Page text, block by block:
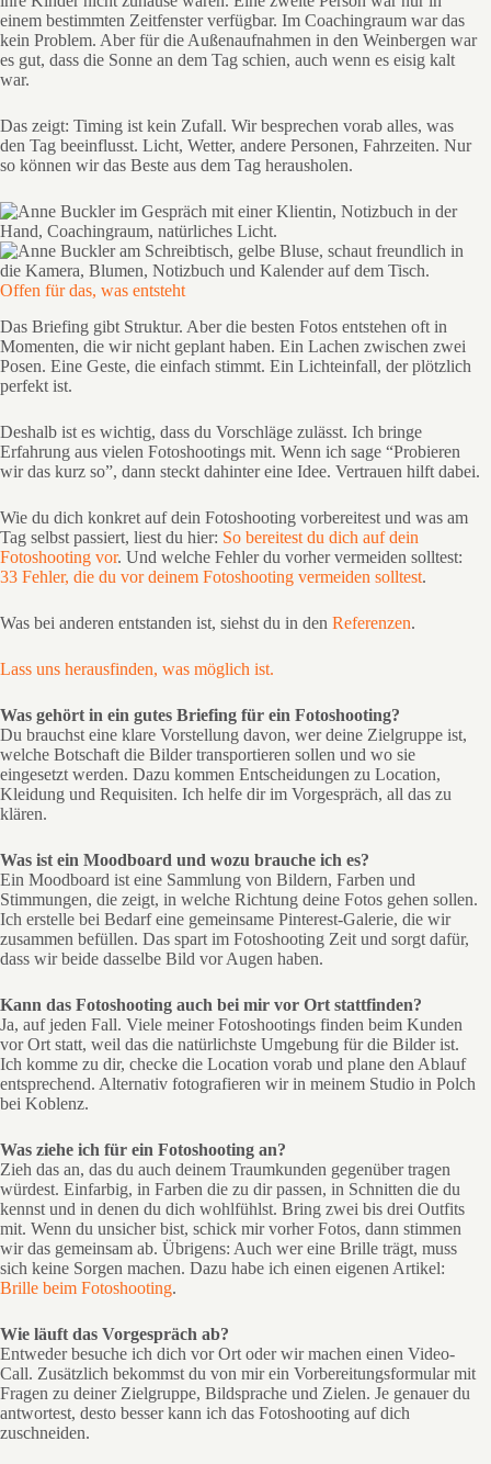
einem bestimmten Zeitfenster verfügbar. Im Coachingraum war das
kein Problem. Aber für die Außenaufnahmen in den Weinbergen war
es gut, dass die Sonne an dem Tag schien, auch wenn es eisig kalt
war.
Das zeigt: Timing ist kein Zufall. Wir besprechen vorab alles, was
den Tag beeinflusst. Licht, Wetter, andere Personen, Fahrzeiten. Nur
so können wir das Beste aus dem Tag herausholen.
Offen für das, was entsteht
Das Briefing gibt Struktur. Aber die besten Fotos entstehen oft in
Momenten, die wir nicht geplant haben. Ein Lachen zwischen zwei
Posen. Eine Geste, die einfach stimmt. Ein Lichteinfall, der plötzlich
perfekt ist.
Deshalb ist es wichtig, dass du Vorschläge zulässt. Ich bringe
Erfahrung aus vielen Fotoshootings mit. Wenn ich sage “Probieren
wir das kurz so”, dann steckt dahinter eine Idee. Vertrauen hilft dabei.
Wie du dich konkret auf dein Fotoshooting vorbereitest und was am
Tag selbst passiert, liest du hier: So bereitest du dich auf dein
Fotoshooting vor. Und welche Fehler du vorher vermeiden solltest:
33 Fehler, die du vor deinem Fotoshooting vermeiden solltest.
Was bei anderen entstanden ist, siehst du in den Referenzen.
Lass uns herausfinden, was möglich ist.
Was gehört in ein gutes Briefing für ein Fotoshooting?
Du brauchst eine klare Vorstellung davon, wer deine Zielgruppe ist,
welche Botschaft die Bilder transportieren sollen und wo sie
eingesetzt werden. Dazu kommen Entscheidungen zu Location,
Kleidung und Requisiten. Ich helfe dir im Vorgespräch, all das zu
klären.
Was ist ein Moodboard und wozu brauche ich es?
Ein Moodboard ist eine Sammlung von Bildern, Farben und
Stimmungen, die zeigt, in welche Richtung deine Fotos gehen sollen.
Ich erstelle bei Bedarf eine gemeinsame Pinterest-Galerie, die wir
zusammen befüllen. Das spart im Fotoshooting Zeit und sorgt dafür,
dass wir beide dasselbe Bild vor Augen haben.
Kann das Fotoshooting auch bei mir vor Ort stattfinden?
Ja, auf jeden Fall. Viele meiner Fotoshootings finden beim Kunden
vor Ort statt, weil das die natürlichste Umgebung für die Bilder ist.
Ich komme zu dir, checke die Location vorab und plane den Ablauf
entsprechend. Alternativ fotografieren wir in meinem Studio in Polch
bei Koblenz.
Was ziehe ich für ein Fotoshooting an?
Zieh das an, das du auch deinem Traumkunden gegenüber tragen
würdest. Einfarbig, in Farben die zu dir passen, in Schnitten die du
kennst und in denen du dich wohlfühlst. Bring zwei bis drei Outfits
mit. Wenn du unsicher bist, schick mir vorher Fotos, dann stimmen
wir das gemeinsam ab. Übrigens: Auch wer eine Brille trägt, muss
sich keine Sorgen machen. Dazu habe ich einen eigenen Artikel:
Brille beim Fotoshooting.
Wie läuft das Vorgespräch ab?
Entweder besuche ich dich vor Ort oder wir machen einen Video-
Call. Zusätzlich bekommst du von mir ein Vorbereitungsformular mit
Fragen zu deiner Zielgruppe, Bildsprache und Zielen. Je genauer du
antwortest, desto besser kann ich das Fotoshooting auf dich
zuschneiden.